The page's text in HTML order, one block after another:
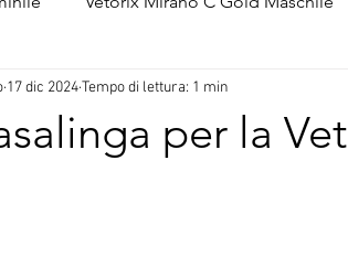
presentazione staff tecnico
per la
17 dic 2024Tempo di lettura: 1 min